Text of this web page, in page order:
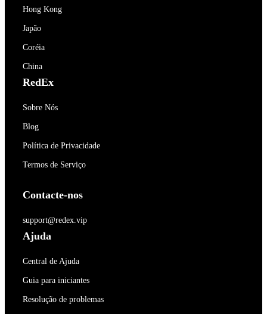
Hong Kong
Japão
Coréia
China
RedEx
Sobre Nós
Blog
Política de Privacidade
Termos de Serviço
Contacte-nos
support@redex.vip
Ajuda
Central de Ajuda
Guia para iniciantes
Resolução de problemas